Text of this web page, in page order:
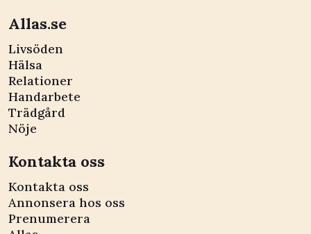
Allas.se
Livsöden
Hälsa
Relationer
Handarbete
Trädgård
Nöje
Kontakta oss
Kontakta oss
Annonsera hos oss
Prenumerera